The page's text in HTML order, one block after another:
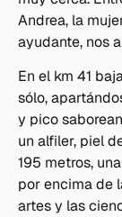
Andrea, la
ayudante, nos
En el km 41
sólo,
y pico
un alfiler, piel
195 metros,
por encima de
artes y las